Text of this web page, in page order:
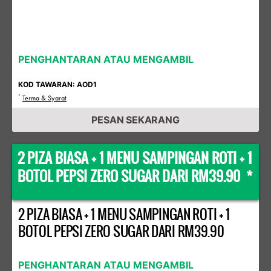
PENGHANTARAN ATAU MENGAMBIL
KOD TAWARAN: AOD1
* Terma & Syarat
PESAN SEKARANG
2 PIZA BIASA + 1 MENU SAMPINGAN ROTI + 1
BOTOL PEPSI ZERO SUGAR DARI RM39.90 *
2 PIZA BIASA + 1 MENU SAMPINGAN ROTI + 1
BOTOL PEPSI ZERO SUGAR DARI RM39.90
PENGHANTARAN ATAU MENGAMBIL